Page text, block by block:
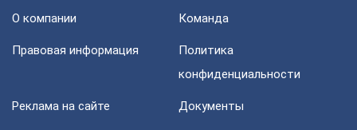
О компании Команда
Правовая информация
Политика
конфиденциальности
Реклама на сайте Документы